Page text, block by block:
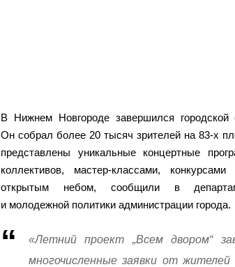
В Нижнем Новгороде завершился
Он собрал более 20 тысяч зрителей на 83-х
представлены уникальные концертные
коллективов, мастер-классами,
открытым небом, сообщили в
и молодежной политики администрации города.
«Летний проект „Всем двором“
многочисленные заявки от